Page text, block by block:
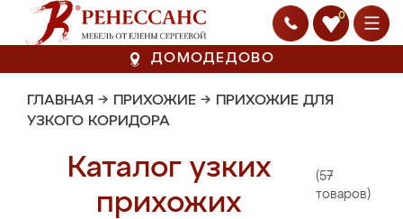
0
ДОМОДЕДОВО
ГЛАВНАЯ → ПРИХОЖИЕ → ПРИХОЖИЕ ДЛЯ
УЗКОГО КОРИДОРА
Каталог узких
прихожих
(57
товаров)